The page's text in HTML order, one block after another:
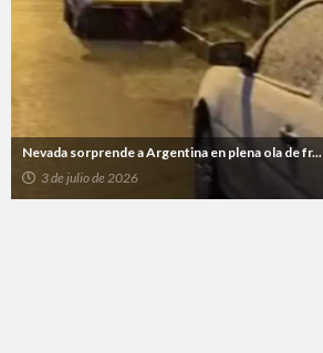
Nevada sorprende a Argentina en plena ola de fr...
3 de julio de 2026